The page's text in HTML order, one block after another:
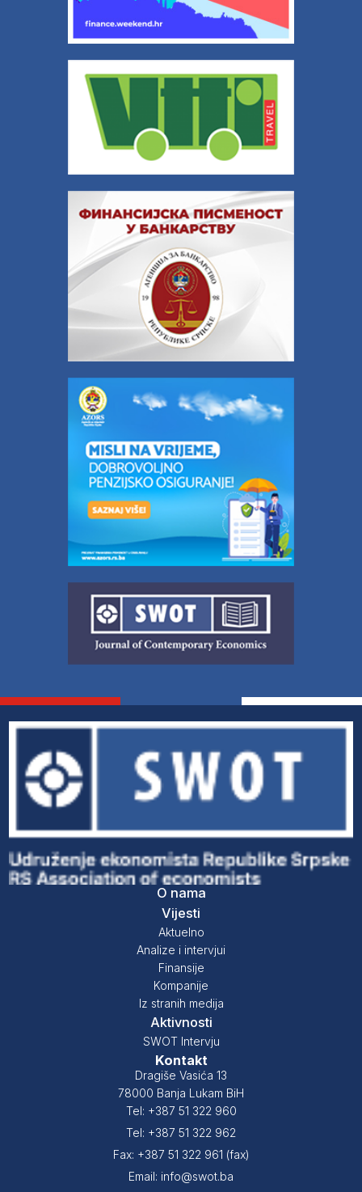
O nama
Vijesti
Aktuelno
Analize i intervjui
Finansije
Kompanije
Iz stranih medija
Aktivnosti
SWOT Intervju
Kontakt
Dragiše Vasića 13
78000 Banja Lukam BiH
Tel: +387 51 322 960
Tel: +387 51 322 962
Fax: +387 51 322 961 (fax)
Email: info@swot.ba